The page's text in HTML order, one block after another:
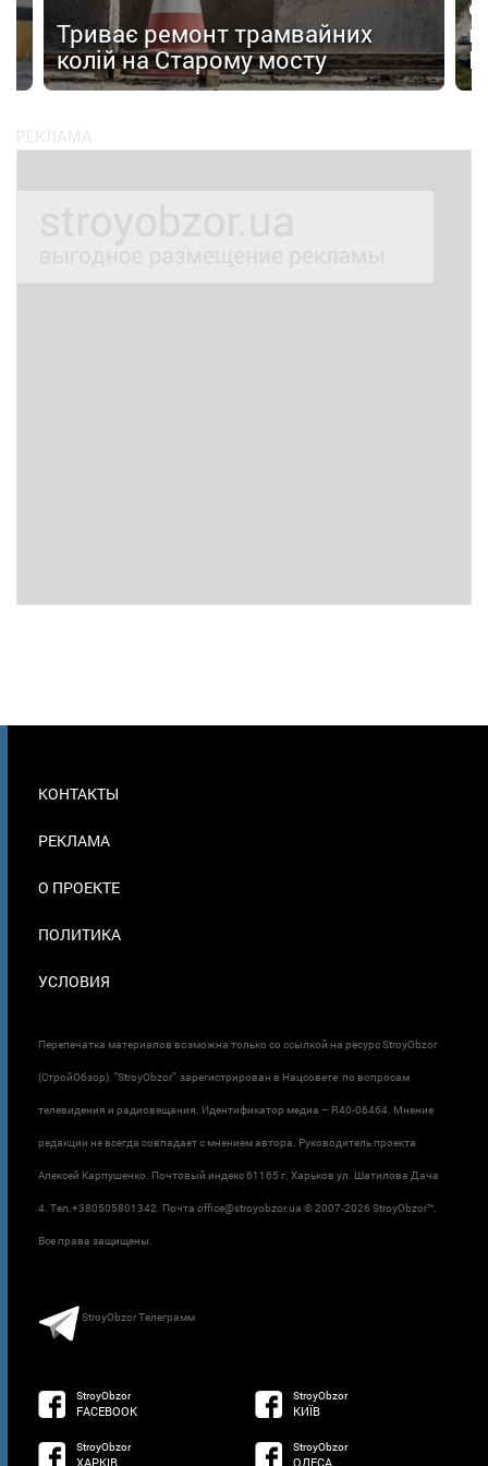
Триває ремонт трамвайних
колій на Старому мосту
В
КОНТАКТЫ
РЕКЛАМА
О ПРОЕКТЕ
ПОЛИТИКА
УСЛОВИЯ
Перепечатка материалов возможна только со ссылкой на ресурс StroyObzor
(СтройОбзор). "StroyObzor" зарегистрирован в Нацсовете по вопросам
телевидения и радиовещания. Идентификатор медиа – R40-06464. Мнение
редакции не всегда совпадает с мнением автора. Руководитель проекта
Алексей Карпушенко. Почтовый индекс 61165 г. Харьков ул. Шатилова Дача
4. Тел.+380505801342. Почта office@stroyobzor.ua © 2007-2026 StroyObzor™.
Все права защищены.
StroyObzor Телеграмм
StroyObzor
FACEBOOK
StroyObzor
КИЇВ
StroyObzor
ХАРКІВ
StroyObzor
ОДЕСА